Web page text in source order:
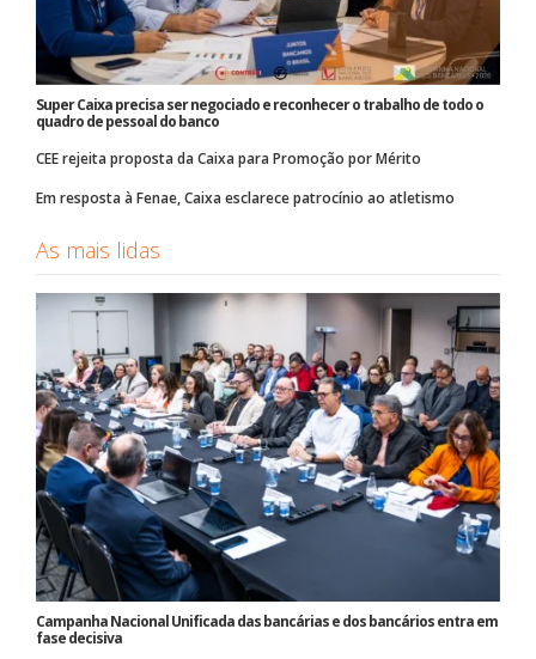
Super Caixa precisa ser negociado e reconhecer o trabalho de todo o
quadro de pessoal do banco
CEE rejeita proposta da Caixa para Promoção por Mérito
Em resposta à Fenae, Caixa esclarece patrocínio ao atletismo
As mais lidas
Campanha Nacional Unificada das bancárias e dos bancários entra em
fase decisiva